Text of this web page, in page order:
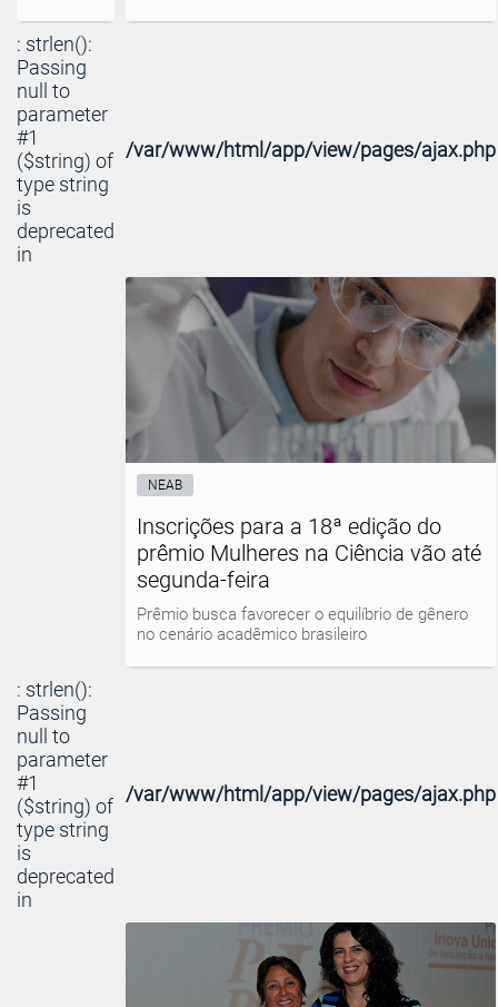
: strlen():
Passing
null to
parameter
#1
($string) of
type string
is
deprecated
in
/var/www/html/app/view/pages/ajax.php
NEAB
Inscrições para a 18ª edição do
prêmio Mulheres na Ciência vão até
segunda-feira
Prêmio busca favorecer o equilíbrio de gênero
no cenário acadêmico brasileiro
: strlen():
Passing
null to
parameter
#1
($string) of
type string
is
deprecated
in
/var/www/html/app/view/pages/ajax.php